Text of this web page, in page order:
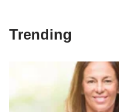
Trending